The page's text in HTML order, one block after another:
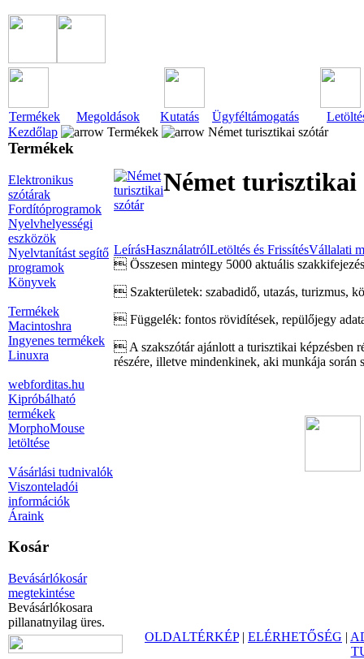
Termékek Megoldások Kutatás Ügyféltámogatás
Kezdőlap
Termékek Német turisztikai szótár
Termékek
Elektronikus
szótárak
Fordítóprogramok
Nyelvhelyességi
eszközök
Nyelvtanítást segítő
programok
Könyvek
Termékek
Macintoshra
Ingyenes termékek
Linuxra
webforditas.hu
Kipróbálható
termékek
MorphoMouse
letöltése
Vásárlási tudnivalók
Viszonteladói
információk
Áraink
Kosár
Bevásárlókosár
megtekintése
Bevásárlókosara
pillanatnyilag üres.
Német turisztikai
LeírásHasználatrólLetöltés és FrissítésVállalati
 Összesen mintegy 5000 aktuális
 Szakterületek: szabadidő, utazás, turizmus,
 Függelék: fontos rövidítések, repülőjegy
 A szakszótár ajánlott a turisztikai képzésben
részére, illetve mindenkinek, aki munkája
OLDALTÉRKÉP| ELÉRHETŐSÉG |